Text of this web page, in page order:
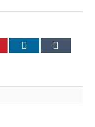
Pinterest LinkedIn